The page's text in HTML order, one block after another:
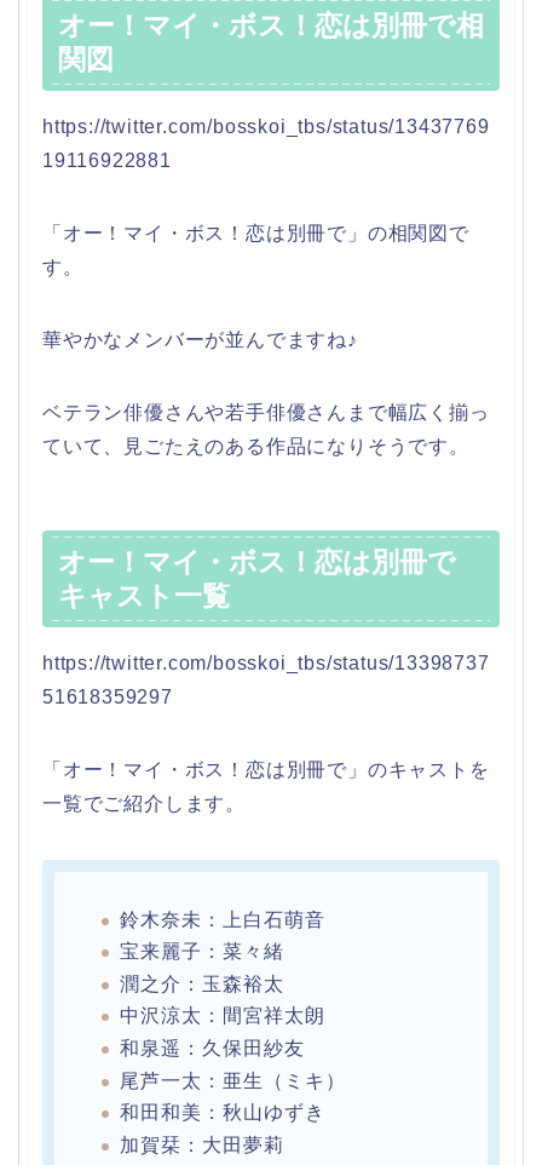
オー！マイ・ボス！恋は別冊で相
関図
https://twitter.com/bosskoi_tbs/status/13437769
19116922881
「オー！マイ・ボス！恋は別冊で」の相関図で
す。
華やかなメンバーが並んでますね♪
ベテラン俳優さんや若手俳優さんまで幅広く揃っ
ていて、見ごたえのある作品になりそうです。
オー！マイ・ボス！恋は別冊で
キャスト一覧
https://twitter.com/bosskoi_tbs/status/13398737
51618359297
「オー！マイ・ボス！恋は別冊で」のキャストを
一覧でご紹介します。
鈴木奈未：上白石萌音
宝来麗子：菜々緒
潤之介：玉森裕太
中沢涼太：間宮祥太朗
和泉遥：久保田紗友
尾芦一太：亜生（ミキ）
和田和美：秋山ゆずき
加賀栞：大田夢莉